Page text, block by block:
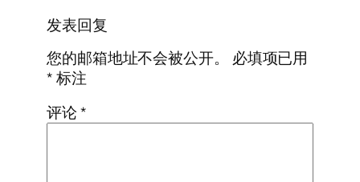
发表回复
您的邮箱地址不会被公开。
必填项已用
*标注
评论*